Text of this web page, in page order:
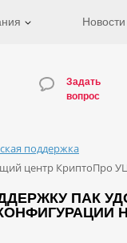
Новости
Задать
вопрос
поддержка
центр КриптоПро
ПАК